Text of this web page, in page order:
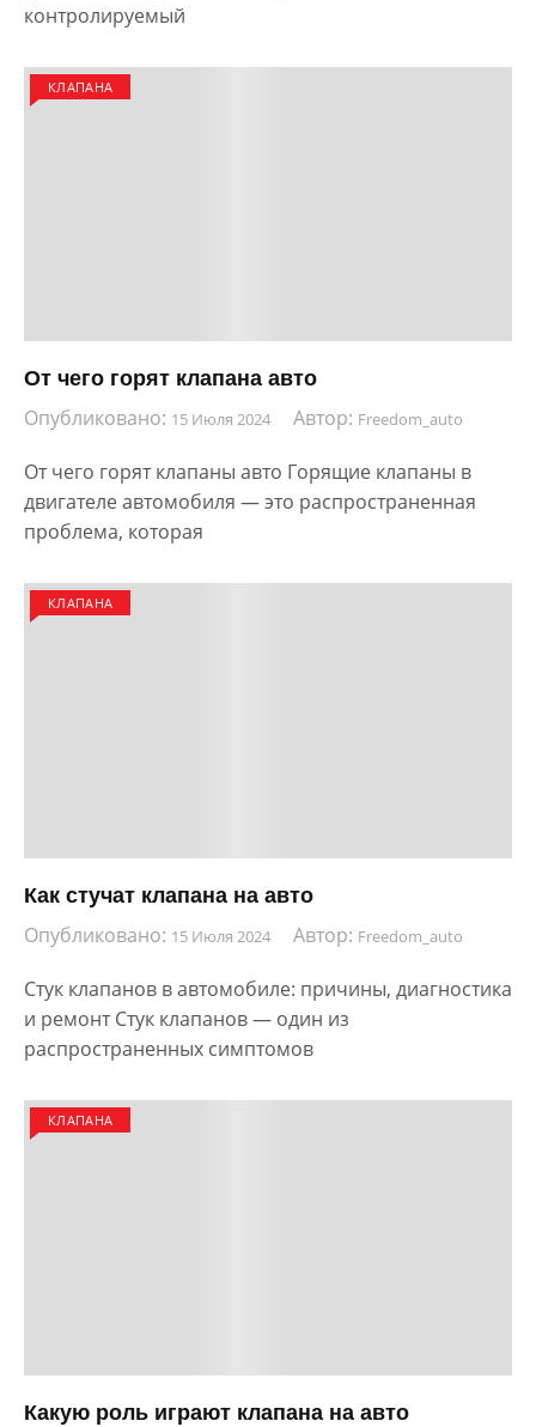
контролируемый
КЛАПАНА
От чего горят клапана авто
Опубликовано: 15 Июля 2024 Автор: Freedom_auto
От чего горят клапаны авто Горящие клапаны в
двигателе автомобиля — это распространенная
проблема, которая
КЛАПАНА
Как стучат клапана на авто
Опубликовано: 15 Июля 2024 Автор: Freedom_auto
Стук клапанов в автомобиле: причины, диагностика
и ремонт Стук клапанов — один из
распространенных симптомов
КЛАПАНА
Какую роль играют клапана на авто